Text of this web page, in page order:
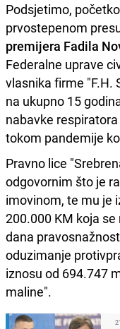
Podsjetimo,
prvostepenom
premijera Fadila
Federalne uprave
vlasnika firme "F.H.
na ukupno 15
nabavke
tokom pandemije
Pravno lice
odgovornim što je
imovinom, te mu je
200.000 KM koja
dana
oduzimanje
iznosu od 694.747
maline".